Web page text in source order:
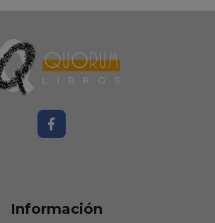
Información